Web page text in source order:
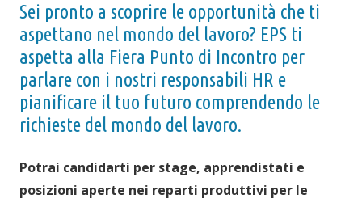
Sei pronto a scoprire le opportunità che ti
aspettano nel mondo del lavoro? EPS ti
aspetta alla Fiera Punto di Incontro per
parlare con i nostri responsabili HR e
pianificare il tuo futuro comprendendo le
richieste del mondo del lavoro.
Potrai candidarti per stage, apprendistati e
posizioni aperte nei reparti produttivi per le